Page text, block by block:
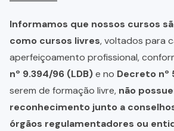
Informamos que nossos cursos
como cursos livres, voltados para
aperfeiçoamento profissional,
nº 9.394/96 (LDB)e no Decreto nº
serem de formação livre, não
reconhecimento junto a
órgãos regulamentadores ou